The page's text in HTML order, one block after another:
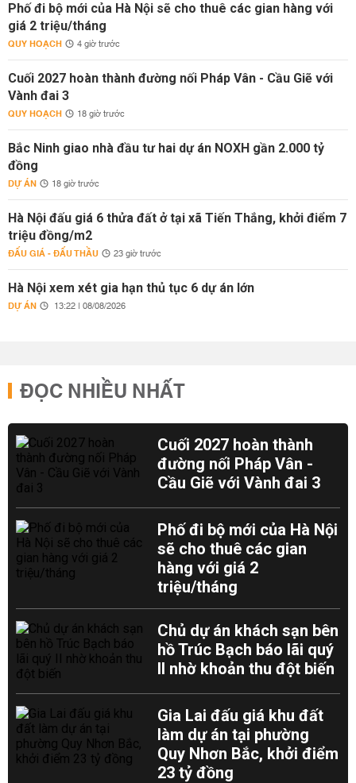
Phố đi bộ mới của Hà Nội sẽ cho thuê các gian hàng với
giá 2 triệu/tháng
QUY HOẠCH 4 giờ trước
Cuối 2027 hoàn thành đường nối Pháp Vân - Cầu Giẽ với
Vành đai 3
QUY HOẠCH 18 giờ trước
Bắc Ninh giao nhà đầu tư hai dự án NOXH gần 2.000 tỷ
đồng
DỰ ÁN 18 giờ trước
Hà Nội đấu giá 6 thửa đất ở tại xã Tiến Thắng, khởi điểm 7
triệu đồng/m2
ĐẤU GIÁ - ĐẤU THẦU 23 giờ trước
Hà Nội xem xét gia hạn thủ tục 6 dự án lớn
DỰ ÁN 13:22 | 08/08/2026
ĐỌC NHIỀU NHẤT
Cuối 2027 hoàn thành
đường nối Pháp Vân -
Cầu Giẽ với Vành đai 3
Phố đi bộ mới của Hà Nội
sẽ cho thuê các gian
hàng với giá 2
triệu/tháng
Chủ dự án khách sạn bên
hồ Trúc Bạch báo lãi quý
II nhờ khoản thu đột biến
Gia Lai đấu giá khu đất
làm dự án tại phường
Quy Nhơn Bắc, khởi điểm
23 tỷ đồng